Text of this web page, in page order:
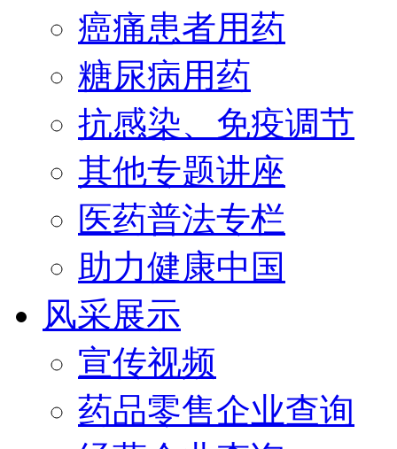
癌痛患者用药
糖尿病用药
抗感染、免疫调节
其他专题讲座
医药普法专栏
助力健康中国
风采展示
宣传视频
药品零售企业查询